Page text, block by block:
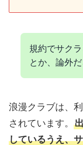
規約でサク
とか、論外だ
浪漫クラブは、
されています。
しているうえ、